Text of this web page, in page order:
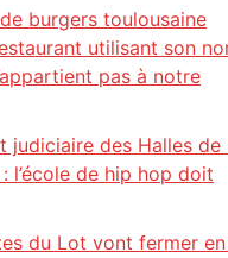
burgers toulousaine
utilisant son
pas à notre
judiciaire des Halles de
l’école de hip hop doit
du Lot vont fermer